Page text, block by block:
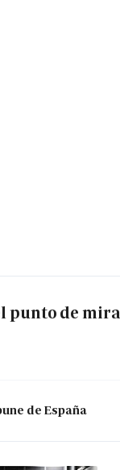
punto de mira
de España